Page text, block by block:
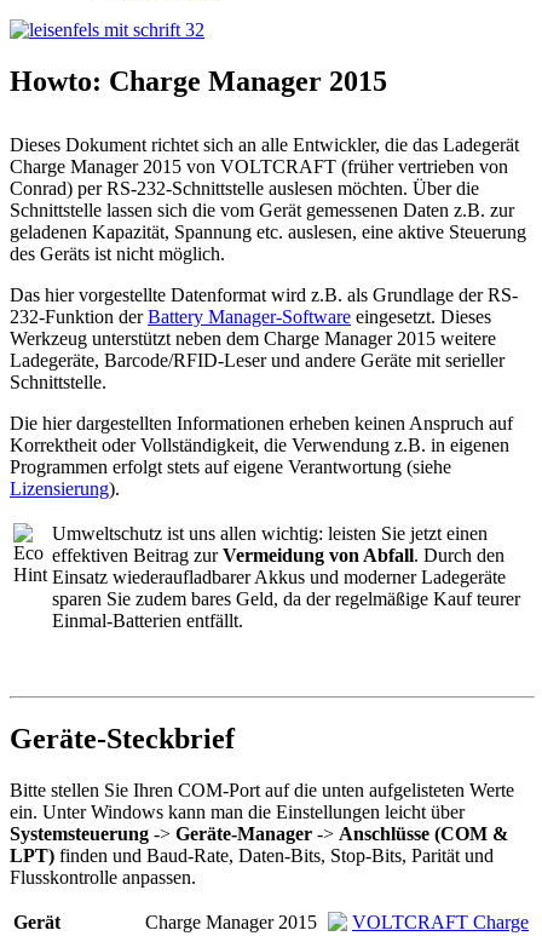
Howto: Charge Manager 2015
Dieses Dokument richtet sich an alle Entwickler, die das Ladegerät
Charge Manager 2015 von VOLTCRAFT (früher vertrieben von
Conrad) per RS-232-Schnittstelle auslesen möchten. Über die
Schnittstelle lassen sich die vom Gerät gemessenen Daten z.B. zur
geladenen Kapazität, Spannung etc. auslesen, eine aktive Steuerung
des Geräts ist nicht möglich.
Das hier vorgestellte Datenformat wird z.B. als Grundlage der RS-
232-Funktion derBattery Manager-Software eingesetzt. Dieses
Werkzeug unterstützt neben dem Charge Manager 2015 weitere
Ladegeräte, Barcode/RFID-Leser und andere Geräte mit serieller
Schnittstelle.
Die hier dargestellten Informationen erheben keinen Anspruch auf
Korrektheit oder Vollständigkeit, die Verwendung z.B. in eigenen
Programmen erfolgt stets auf eigene Verantwortung (siehe
Lizensierung).
Umweltschutz ist uns allen wichtig: leisten Sie jetzt einen
effektiven Beitrag zurVermeidung von Abfall. Durch den
Einsatz wiederaufladbarer Akkus und moderner Ladegeräte
sparen Sie zudem bares Geld, da der regelmäßige Kauf teurer
Einmal-Batterien entfällt.
Geräte-Steckbrief
Bitte stellen Sie Ihren COM-Port auf die unten aufgelisteten Werte
ein. Unter Windows kann man die Einstellungen leicht über
Systemsteuerung -> Geräte-Manager -> Anschlüsse (COM &
LPT) finden und Baud-Rate, Daten-Bits, Stop-Bits, Parität und
Flusskontrolle anpassen.
Gerät
Charge Manager 2015